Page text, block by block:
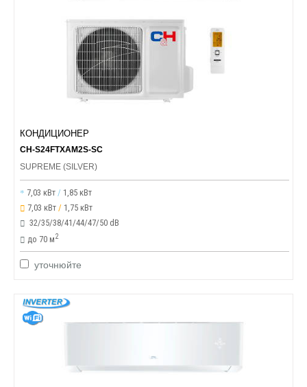
КОНДИЦИОНЕР
CH-S24FTXAM2S-SC
SUPREME (SILVER)
7,03 кВт / 1,85 кВт
7,03 кВт / 1,75 кВт
32/35/38/41/44/47/50 dB
до 70 м2
уточнюйте